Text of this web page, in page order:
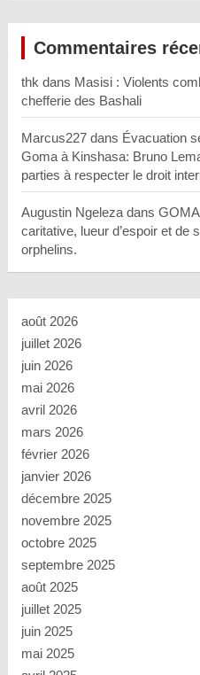
Commentaires
thk dans Masisi : Violents
chefferie des Bashali
Marcus227 dans Évacuation
Goma à Kinshasa: Bruno
parties à respecter le droit
Augustin Ngeleza dans
caritative, lueur d’espoir et de
orphelins.
août 2026
juillet 2026
juin 2026
mai 2026
avril 2026
mars 2026
février 2026
janvier 2026
décembre 2025
novembre 2025
octobre 2025
septembre 2025
août 2025
juillet 2025
juin 2025
mai 2025